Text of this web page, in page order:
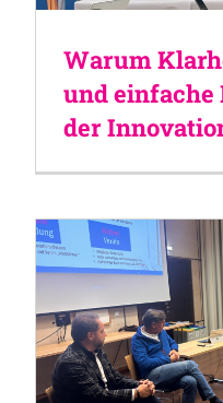
Warum
und
der